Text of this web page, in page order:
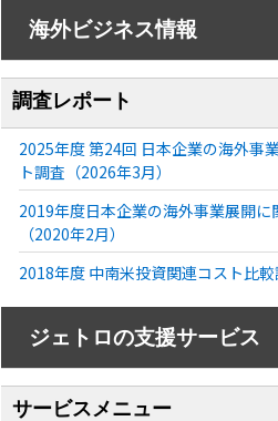
海外ビジネス情報
調査レポート
2025年度 第24回 日本企業の海外事
ト調査（2026年3月）
2019年度日本企業の海外事業展開に
（2020年2月）
2018年度 中南米投資関連コスト比較
ジェトロの支援サービス
サービスメニュー